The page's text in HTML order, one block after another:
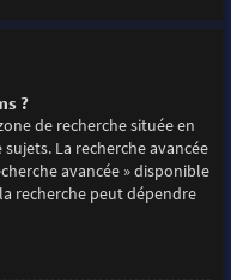
?
de recherche située en
La recherche avancée
avancée » disponible
recherche peut dépendre